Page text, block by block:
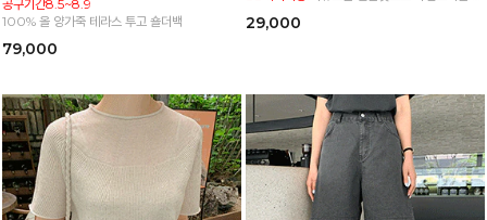
공구기간8.5~8.9
100% 올 양가죽 테라스 투고 숄더백
79,000
29,000